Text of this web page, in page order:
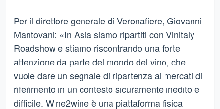
Per il direttore generale di Veronafiere, Giovanni
Mantovani: «In Asia siamo ripartiti con Vinitaly
Roadshow e stiamo riscontrando una forte
attenzione da parte del mondo del vino, che
vuole dare un segnale di ripartenza ai mercati di
riferimento in un contesto sicuramente inedito e
difficile. Wine2wine è una piattaforma fisica